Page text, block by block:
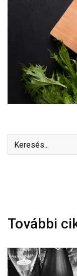
További